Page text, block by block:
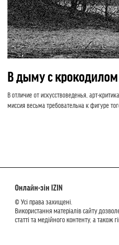
В дыму с крокодилом
В отличие от искусствоведенья, арт-
миссия весьма требовательна к фигуре
Онлайн-зін IZIN
© Усі права захищені.
Використання матеріалів сайту
статті та медійного контенту, а також